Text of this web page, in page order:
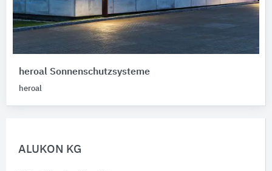
ALUKON KG
heroal Sonnenschutzsysteme
heroal